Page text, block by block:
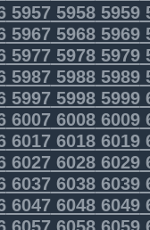
595759585959
596759685969
597759785979
598759885989
599759985999
600760086009
601760186019
602760286029
603760386039
604760486049